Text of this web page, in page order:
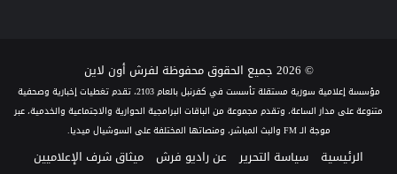
© 2026 جميع الحقوق محفوظة لفرش أون لاين
مؤسسة إعلامية سورية مستقلة تأسست في كفرنبل بالعام 2103، تقدم تغطيات إخبارية وصحفية
متنوعة على مدار الساعة، وتقدم مجموعة من الباقات البرامجية الحوارية والاجتماعية والخدمية، عبر
موجة الـ FM والبث المباشر، ومنصاتها المختلفة على السوشيال ميديا.
الرئيسية سياسة التحرير عن راديو فرش ميثاق شرف الإعلاميين